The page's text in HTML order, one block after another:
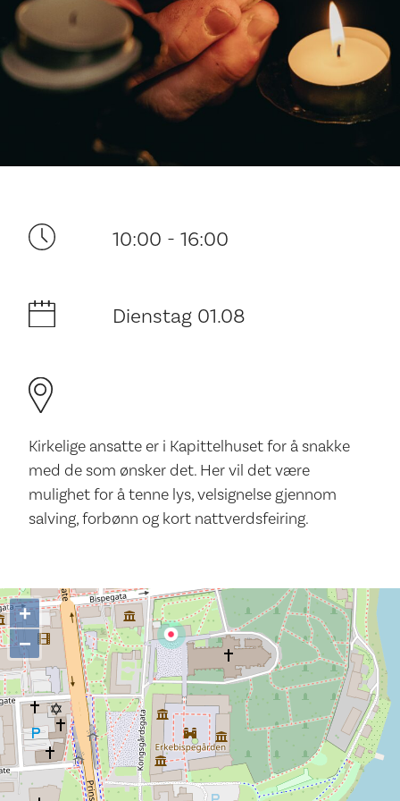
Ditt besøk
Musikk
Historie og arkitektur
10:00 - 16:00
Dienstag 01.08
Kirkelige ansatte er i Kapittelhuset for å snakke
med de som ønsker det. Her vil det være
mulighet for å tenne lys, velsignelse gjennom
salving, forbønn og kort nattverdsfeiring.
+
−